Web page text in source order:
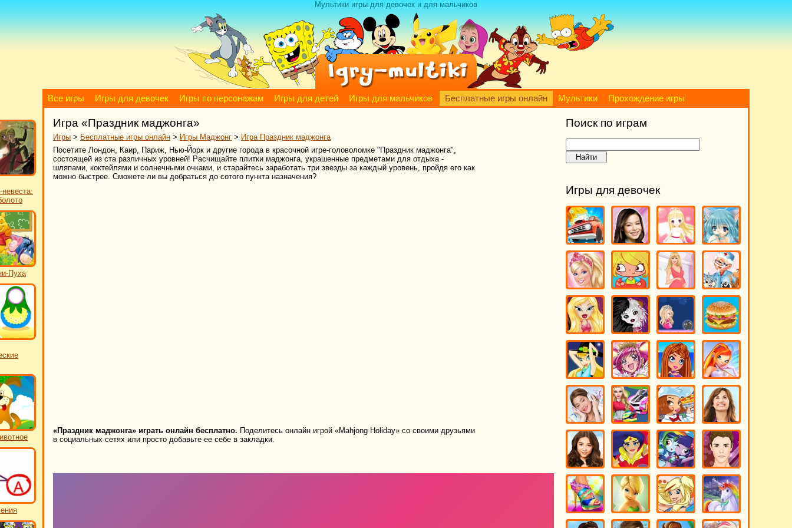
Мультики игры для девочек и для мальчиков
Все игры Игры для девочек Игры по персонажам Игры для детей Игры для мальчиков Бесплатные игры онлайн Мультики Прохождение игры
Пуха
Игра «Праздник маджонга»
Игры > Бесплатные игры онлайн > Игры Маджонг > Игра Праздник маджонга
Посетите Лондон, Каир, Париж, Нью-Йорк и другие города в красочной игре-головоломке "Праздник маджонга",
состоящей из ста различных уровней! Расчищайте плитки маджонга, украшенные предметами для отдыха -
шляпами, коктейлями и солнечными очками, и старайтесь заработать три звезды за каждый уровень, пройдя его как
можно быстрее. Сможете ли вы добраться до сотого пункта назначения?
«Праздник маджонга» играть онлайн бесплатно. Поделитесь онлайн игрой «Mahjong Holiday» со своими друзьями
в социальных сетях или просто добавьте ее себе в закладки.
Поиск по играм
Игры для девочек